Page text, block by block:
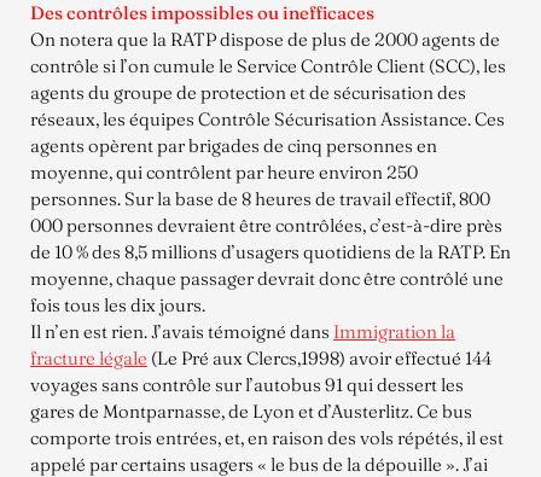
Des contrôles impossibles ou inefficaces
On notera que la RATP dispose de plus de 2000 agents de
contrôle si l’on cumule le Service Contrôle Client (SCC), les
agents du groupe de protection et de sécurisation des
réseaux, les équipes Contrôle Sécurisation Assistance. Ces
agents opèrent par brigades de cinq personnes en
moyenne, qui contrôlent par heure environ 250
personnes. Sur la base de 8 heures de travail effectif, 800
000 personnes devraient être contrôlées, c’est-à-dire près
de 10 % des 8,5 millions d’usagers quotidiens de la RATP. En
moyenne, chaque passager devrait donc être contrôlé une
fois tous les dix jours.
Il n’en est rien. J’avais témoigné dans Immigration la
fracture légale (Le Pré aux Clercs,1998) avoir effectué 144
voyages sans contrôle sur l’autobus 91 qui dessert les
gares de Montparnasse, de Lyon et d’Austerlitz. Ce bus
comporte trois entrées, et, en raison des vols répétés, il est
appelé par certains usagers « le bus de la dépouille ». J’ai